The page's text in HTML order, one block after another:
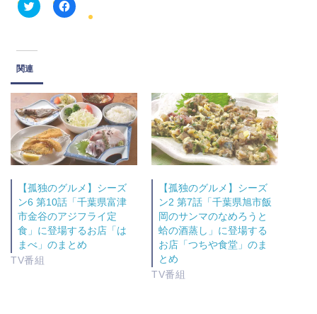
ク
し
て
T
w
i
t
e
r
で
共
有
(
し
い
ウ
ィ
ン
ド
ウ
で
開
き
F
で
共
有
す
る
に
は
ク
リ
ク
し
て
く
だ
さ
い
(
関連
【孤独のグルメ】シーズ
ン6 第10話「千葉県富津
市金谷のアジフライ定
食」に登場するお店「は
まべ」のまとめ
TV番組
【孤独のグルメ】シーズ
ン2 第7話「千葉県旭市飯
岡のサンマのなめろうと
蛤の酒蒸し」に登場する
お店「つちや食堂」のま
とめ
TV番組